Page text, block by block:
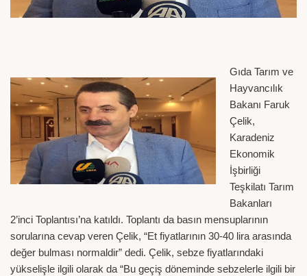
Gıda Tarım ve
Hayvancılık
Bakanı Faruk
Çelik,
Karadeniz
Ekonomik
İşbirliği
Teşkilatı Tarım
Bakanları
2’inci Toplantısı’na katıldı. Toplantı da basın mensuplarının
sorularına cevap veren Çelik, “Et fiyatlarının 30-40 lira arasında
değer bulması normaldir” dedi. Çelik, sebze fiyatlarındaki
yükselişle ilgili olarak da “Bu geçiş döneminde sebzelerle ilgili bir